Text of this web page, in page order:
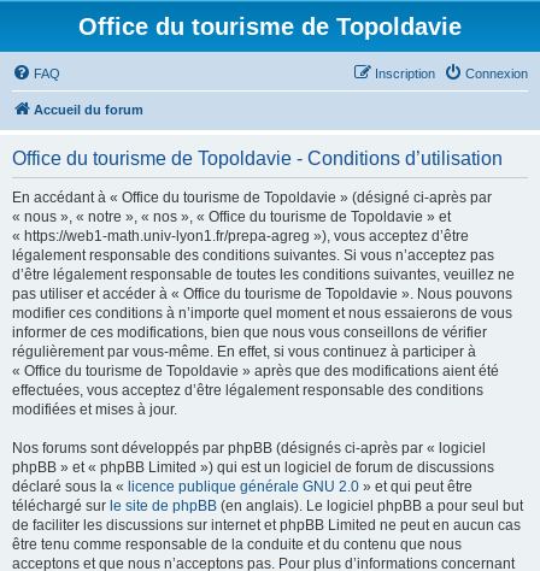
Office du tourisme de Topoldavie
FAQ Connexion
Inscription
Accueil du forum
Office du tourisme de Topoldavie - Conditions d’utilisation
En accédant à « Office du tourisme de Topoldavie » (désigné ci-après par
« nous », « notre », « nos », « Office du tourisme de Topoldavie » et
« https://web1-math.univ-lyon1.fr/prepa-agreg »), vous acceptez d’être
légalement responsable des conditions suivantes. Si vous n’acceptez pas
d’être légalement responsable de toutes les conditions suivantes, veuillez ne
pas utiliser et accéder à « Office du tourisme de Topoldavie ». Nous pouvons
modifier ces conditions à n’importe quel moment et nous essaierons de vous
informer de ces modifications, bien que nous vous conseillons de vérifier
régulièrement par vous-même. En effet, si vous continuez à participer à
« Office du tourisme de Topoldavie » après que des modifications aient été
effectuées, vous acceptez d’être légalement responsable des conditions
modifiées et mises à jour.
Nos forums sont développés par phpBB (désignés ci-après par « logiciel
phpBB » et « phpBB Limited ») qui est un logiciel de forum de discussions
déclaré sous la « licence publique générale GNU 2.0 » et qui peut être
téléchargé sur le site de phpBB (en anglais). Le logiciel phpBB a pour seul but
de faciliter les discussions sur internet et phpBB Limited ne peut en aucun cas
être tenu comme responsable de la conduite et du contenu que nous
acceptons et que nous n’acceptons pas. Pour plus d’informations concernant